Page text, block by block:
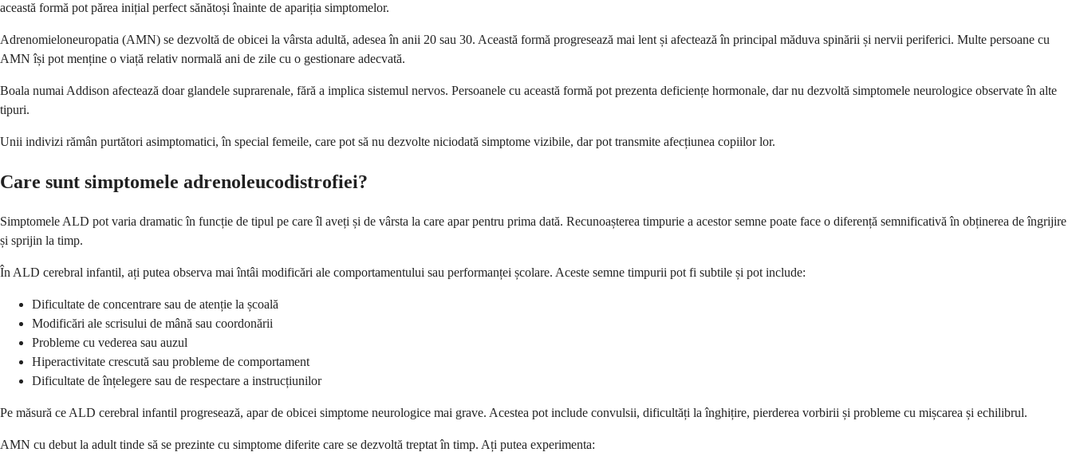
această formă pot părea inițial perfect sănătoși înainte de apariția simptomelor.
Adrenomieloneuropatia (AMN) se dezvoltă de obicei la vârsta adultă, adesea în anii 20 sau 30. Această formă progresează mai lent și afectează în principal măduva spinării și nervii periferici. Multe persoane cu
AMN își pot menține o viață relativ normală ani de zile cu o gestionare adecvată.
Boala numai Addison afectează doar glandele suprarenale, fără a implica sistemul nervos. Persoanele cu această formă pot prezenta deficiențe hormonale, dar nu dezvoltă simptomele neurologice observate în alte
tipuri.
Unii indivizi rămân purtători asimptomatici, în special femeile, care pot să nu dezvolte niciodată simptome vizibile, dar pot transmite afecțiunea copiilor lor.
Care sunt simptomele adrenoleucodistrofiei?
Simptomele ALD pot varia dramatic în funcție de tipul pe care îl aveți și de vârsta la care apar pentru prima dată. Recunoașterea timpurie a acestor semne poate face o diferență semnificativă în obținerea de îngrijire
și sprijin la timp.
În ALD cerebral infantil, ați putea observa mai întâi modificări ale comportamentului sau performanței școlare. Aceste semne timpurii pot fi subtile și pot include:
Dificultate de concentrare sau de atenție la școală
Modificări ale scrisului de mână sau coordonării
Probleme cu vederea sau auzul
Hiperactivitate crescută sau probleme de comportament
Dificultate de înțelegere sau de respectare a instrucțiunilor
Pe măsură ce ALD cerebral infantil progresează, apar de obicei simptome neurologice mai grave. Acestea pot include convulsii, dificultăți la înghițire, pierderea vorbirii și probleme cu mișcarea și echilibrul.
AMN cu debut la adult tinde să se prezinte cu simptome diferite care se dezvoltă treptat în timp. Ați putea experimenta: